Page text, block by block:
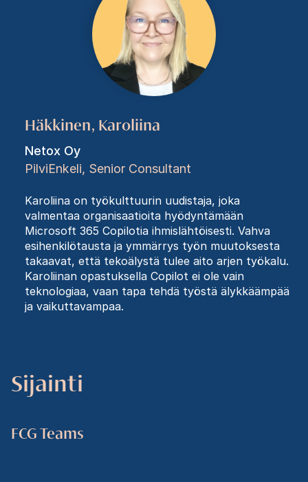
Häkkinen, Karoliina
Netox Oy
PilviEnkeli, Senior Consultant
Karoliina on työkulttuurin uudistaja, joka
valmentaa organisaatioita hyödyntämään
Microsoft 365 Copilotia ihmislähtöisesti. Vahva
esihenkilötausta ja ymmärrys työn muutoksesta
takaavat, että tekoälystä tulee aito arjen työkalu.
Karoliinan opastuksella Copilot ei ole vain
teknologiaa, vaan tapa tehdä työstä älykkäämpää
ja vaikuttavampaa.
Sijainti
FCG Teams